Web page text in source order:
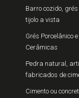
Barro cozido,
tijolo a vista
Grés Porcelânico e
Cerâmicas
Pedra natural,
fabricados de
Cimento ou